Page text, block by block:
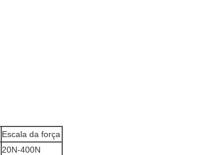
Escala da força
20N-400N